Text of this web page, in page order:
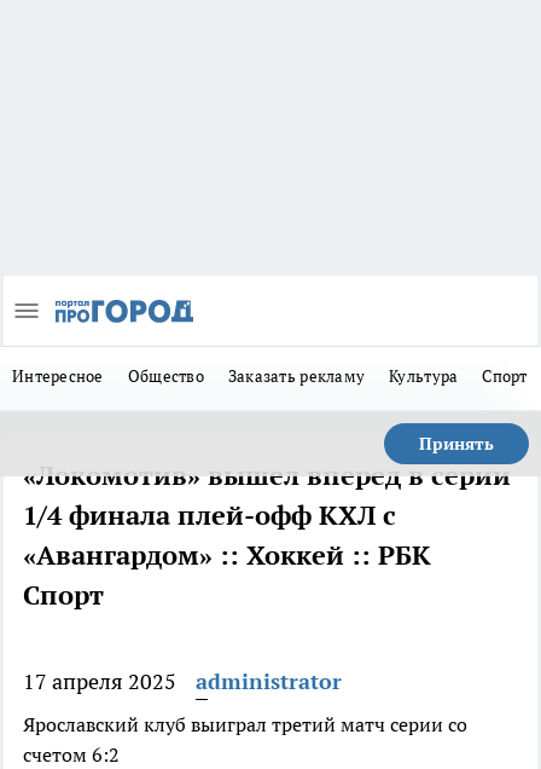
Интересное Общество Заказать рекламу Культура Спорт
Принять
«Локомотив» вышел вперед в серии
1/4 финала плей-офф КХЛ с
«Авангардом» :: Хоккей :: РБК
Спорт
17 апреля 2025 administrator
Ярославский клуб выиграл третий матч серии со
счетом 6:2